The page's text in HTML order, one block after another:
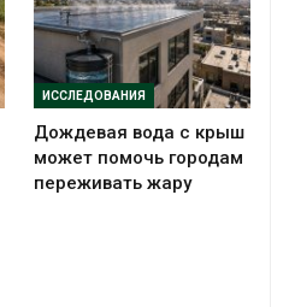
ИССЛЕДОВАНИЯ
Дождевая вода с крыш
может помочь городам
переживать жару